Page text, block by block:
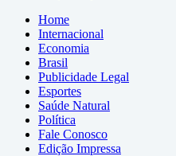
Home
Internacional
Economia
Brasil
Publicidade Legal
Esportes
Saúde Natural
Política
Fale Conosco
Edição Impressa